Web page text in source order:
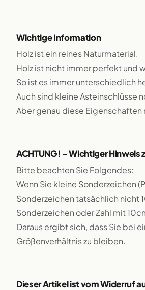
Wichtige Information
Holz ist ein reines Naturmaterial.
Holz ist nicht immer perfekt und
So ist es immer unterschiedlich
Auch sind kleine Asteinschlüsse
Aber genau diese
ACHTUNG! - Wichtiger Hinweis
Bitte beachten Sie Folgendes:
Wenn Sie kleine Sonderzeichen
Sonderzeichen tatsächlich nicht
Sonderzeichen oder Zahl mit
Daraus ergibt sich, dass Sie bei
Größenverhältnis zu bleiben.
Dieser Artikel ist vom Widerruf